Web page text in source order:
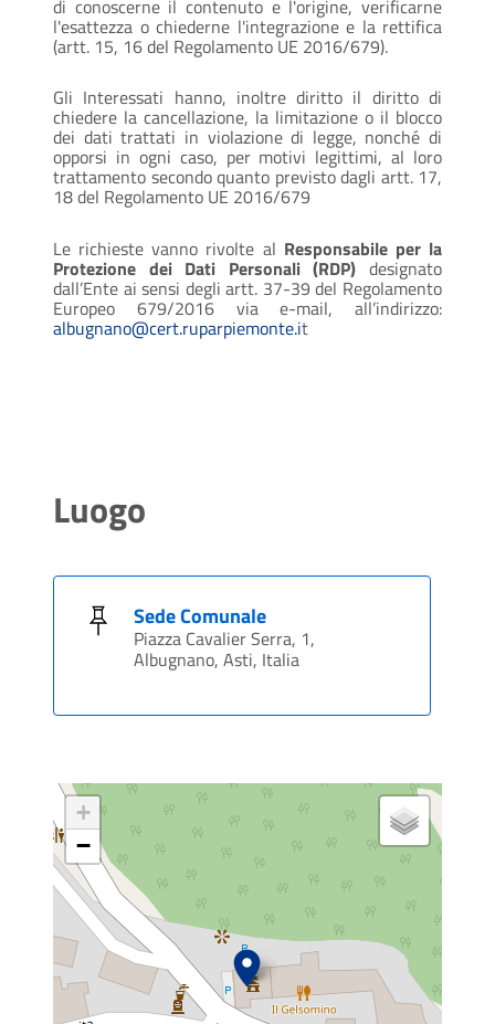
di conoscerne il contenuto e l'origine, verificarne
l'esattezza o chiederne l'integrazione e la rettifica
(artt. 15, 16 del Regolamento UE 2016/679).
Gli Interessati hanno, inoltre diritto il diritto di
chiedere la cancellazione, la limitazione o il blocco
dei dati trattati in violazione di legge, nonché di
opporsi in ogni caso, per motivi legittimi, al loro
trattamento secondo quanto previsto dagli artt. 17,
18 del Regolamento UE 2016/679
Le richieste vanno rivolte al Responsabile per la
Protezione dei Dati Personali (RDP) designato
dall’Ente ai sensi degli artt. 37-39 del Regolamento
Europeo 679/2016 via e-mail, all’indirizzo:
albugnano@cert.ruparpiemonte.it
Luogo
Sede Comunale
Piazza Cavalier Serra, 1,
Albugnano, Asti, Italia
+
−